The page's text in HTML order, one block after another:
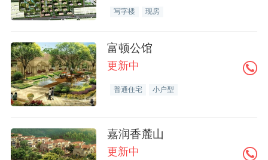
写字楼 现房
富顿公馆
更新中
普通住宅 小户型
嘉润香麓山
更新中